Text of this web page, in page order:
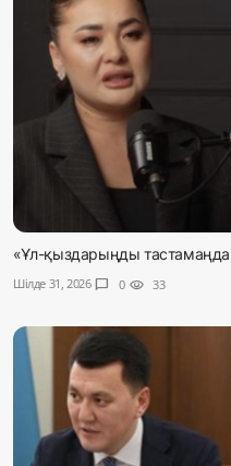
«Ұл-қыздарыңды
Шілде 31, 2026 chat_bubble 0 visibility 33